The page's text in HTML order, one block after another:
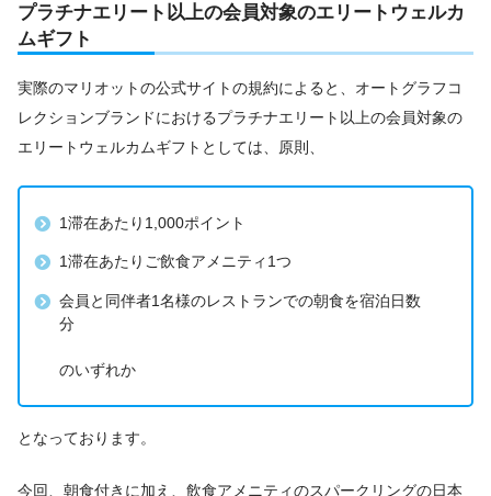
プラチナエリート以上の会員対象のエリートウェルカ
ムギフト
実際のマリオットの公式サイトの規約によると、オートグラフコ
レクションブランドにおけるプラチナエリート以上の会員対象の
エリートウェルカムギフトとしては、原則、
1滞在あたり1,000ポイント
1滞在あたりご飲食アメニティ1つ
会員と同伴者1名様のレストランでの朝食を宿泊日数
分
のいずれか
となっております。
今回、朝食付きに加え、飲食アメニティのスパークリングの日本